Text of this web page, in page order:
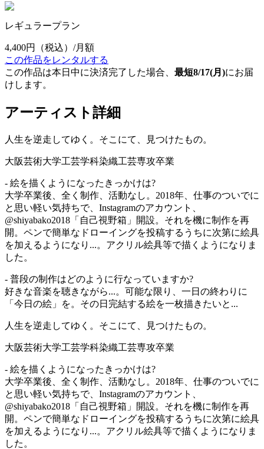
レギュラープラン
4,400円
（税込）/月額
この作品をレンタルする
この作品は本日中に決済完了した場合、 最短8/17(月)にお届
けします。
アーティスト詳細
人生を逆走してゆく。そこにて、見つけたもの。
大阪芸術大学工芸学科染織工芸専攻卒業
- 絵を描くようになったきっかけは?
大学卒業後、全く制作、活動なし。2018年、仕事のついでに
と思い軽い気持ちで、Instagramのアカウント、
@shiyabako2018「自己視野箱」開設。それを機に制作を再
開。ペンで簡単なドローイングを投稿するうちに次第に絵具
を加えるようになり...。アクリル絵具等で描くようになりま
した。
- 普段の制作はどのように行なっていますか?
好きな音楽を聴きながら...。可能な限り、一日の終わりに
「今日の絵」を。その日完結する絵を一枚描きたいと...
人生を逆走してゆく。そこにて、見つけたもの。
大阪芸術大学工芸学科染織工芸専攻卒業
- 絵を描くようになったきっかけは?
大学卒業後、全く制作、活動なし。2018年、仕事のついでに
と思い軽い気持ちで、Instagramのアカウント、
@shiyabako2018「自己視野箱」開設。それを機に制作を再
開。ペンで簡単なドローイングを投稿するうちに次第に絵具
を加えるようになり...。アクリル絵具等で描くようになりま
した。